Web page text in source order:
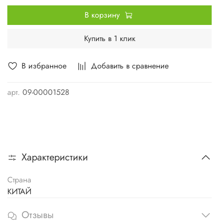
В избранное Добавить в сравнение
арт. 09-00001528
В корзину
Купить в 1 клик
Характеристики
Страна
КИТАЙ
Отзывы